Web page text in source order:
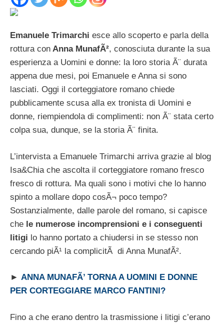
Emanuele Trimarchi esce allo scoperto e parla della
rottura con Anna MunafÃ², conosciuta durante la sua
esperienza a Uomini e donne: la loro storia Ã¨ durata
appena due mesi, poi Emanuele e Anna si sono
lasciati. Oggi il corteggiatore romano chiede
pubblicamente scusa alla ex tronista di Uomini e
donne, riempiendola di complimenti: non Ã¨ stata certo
colpa sua, dunque, se la storia Ã¨ finita.
L’intervista a Emanuele Trimarchi arriva grazie al blog
Isa&Chia che ascolta il corteggiatore romano fresco
fresco di rottura. Ma quali sono i motivi che lo hanno
spinto a mollare dopo cosÃ¬ poco tempo?
Sostanzialmente, dalle parole del romano, si capisce
che le numerose incomprensioni e i conseguenti
litigi lo hanno portato a chiudersi in se stesso non
cercando piÃ¹ la complicitÃ di Anna MunafÃ².
► ANNA MUNAFÃ’ TORNA A UOMINI E DONNE
PER CORTEGGIARE MARCO FANTINI?
Fino a che erano dentro la trasmissione i litigi c’erano